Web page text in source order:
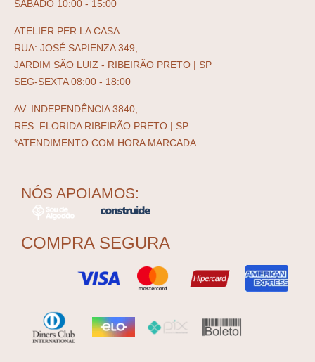
SÁBADO 10:00 - 15:00
ATELIER PER LA CASA
RUA: JOSÉ SAPIENZA 349,
JARDIM SÃO LUIZ - RIBEIRÃO PRETO | SP
SEG-SEXTA 08:00 - 18:00
AV: INDEPENDÊNCIA 3840,
RES. FLORIDA RIBEIRÃO PRETO | SP
*ATENDIMENTO COM HORA MARCADA
NÓS APOIAMOS:
COMPRA SEGURA